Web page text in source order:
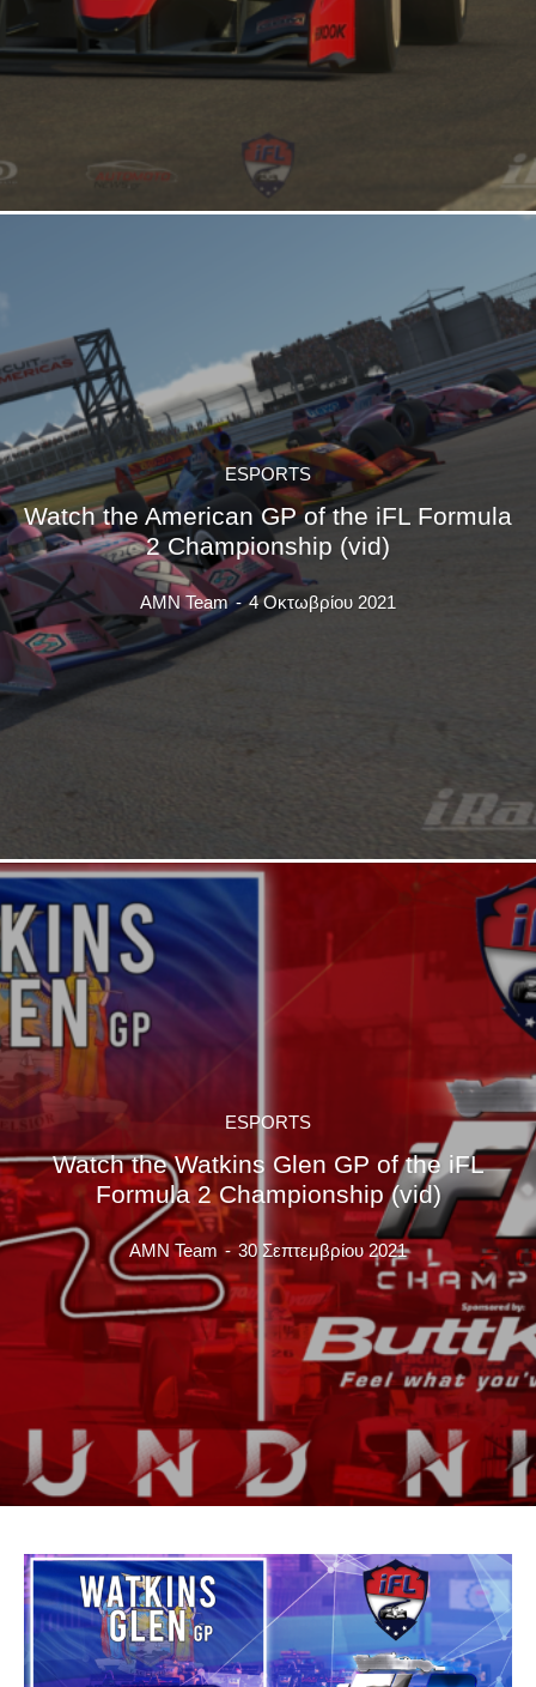
ESPORTS
Watch the American GP of the iFL Formula
2 Championship (vid)
AMN Team - 4 Οκτωβρίου 2021
ESPORTS
Watch the Watkins Glen GP of the iFL
Formula 2 Championship (vid)
AMN Team - 30 Σεπτεμβρίου 2021